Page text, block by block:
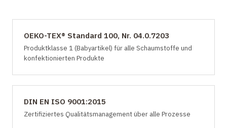
OEKO-TEX® Standard 100, Nr. 04.0.7203
Produktklasse 1 (Babyartikel) für alle Schaumstoffe und
konfektionierten Produkte
DIN EN ISO 9001:2015
Zertifiziertes Qualitätsmanagement über alle Prozesse